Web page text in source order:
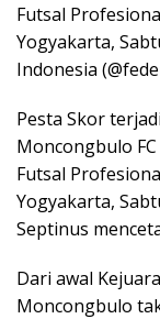
Futsal
Yogyakarta,
Indonesia
Pesta Skor
Moncongbulo
Futsal
Yogyakarta,
Septinus
Dari awal
Moncongbulo